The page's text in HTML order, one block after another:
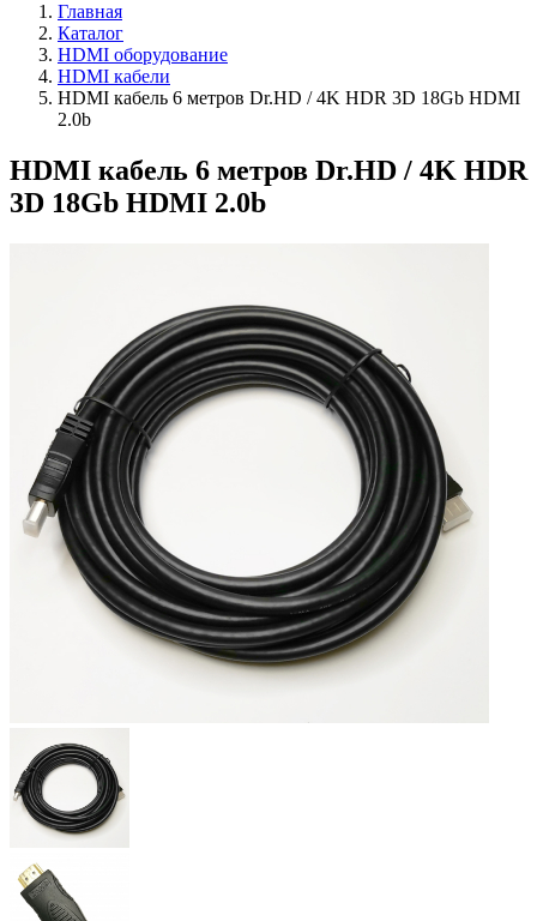
Главная
Каталог
HDMI оборудование
HDMI кабели
HDMI кабель 6 метров Dr.HD / 4K HDR 3D 18Gb HDMI
2.0b
HDMI кабель 6 метров Dr.HD / 4K HDR
3D 18Gb HDMI 2.0b